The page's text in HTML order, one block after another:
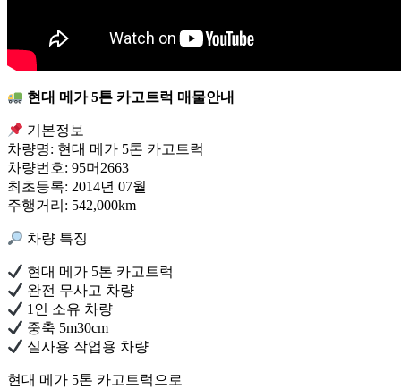
현대 메가 5톤 카고트럭 매물안내
기본정보
차량명: 현대 메가 5톤 카고트럭
차량번호: 95머2663
최초등록: 2014년 07월
주행거리: 542,000km
차량 특징
현대 메가 5톤 카고트럭
완전 무사고 차량
1인 소유 차량
중축 5m30cm
실사용 작업용 차량
현대 메가 5톤 카고트럭으로